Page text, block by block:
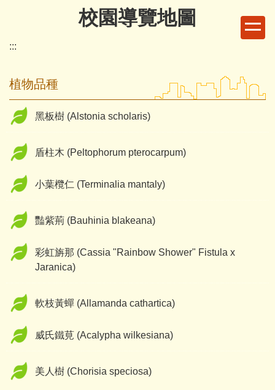
容
區
校園導覽地圖
:::
植物品種
黑板樹 (Alstonia scholaris)
盾柱木 (Peltophorum pterocarpum)
小葉欖仁 (Terminalia mantaly)
豔紫荊 (Bauhinia blakeana)
彩虹旃那 (Cassia "Rainbow Shower" Fistula x
Jaranica)
軟枝黃蟬 (Allamanda cathartica)
威氏鐵莧 (Acalypha wilkesiana)
美人樹 (Chorisia speciosa)